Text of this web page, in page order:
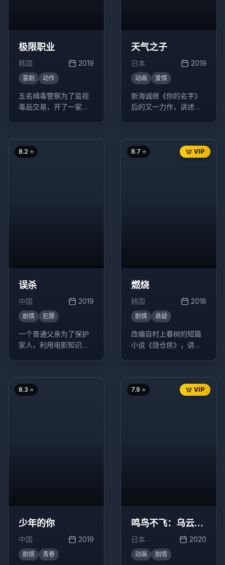
极限职业
韩国 2019
喜剧 动作
五名缉毒警察为了监视
毒品交易，开了一家炸
一系列搞笑事件。
天气之子
日本 2019
动画 爱情
新海诚继《你的名字》
后的又一力作，讲述了
事。
8.2 ⭐
误杀
中国 2019
剧情 犯罪
一个普通父亲为了保护
家人，利用电影知识与
VIP
8.7 ⭐
燃烧
韩国 2018
剧情 悬疑
改编自村上春树的短篇
小说《烧仓房》，讲述
事。
8.3 ⭐
少年的你
中国 2019
剧情 青春
VIP
7.9 ⭐
鸣鸟不飞：乌云密
布
日本 2020
动画 剧情